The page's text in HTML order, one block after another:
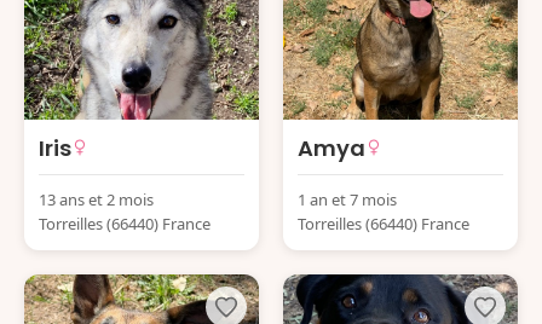
Iris
13 ans et 2 mois
Torreilles (66440) France
Amya
1 an et 7 mois
Torreilles (66440) France